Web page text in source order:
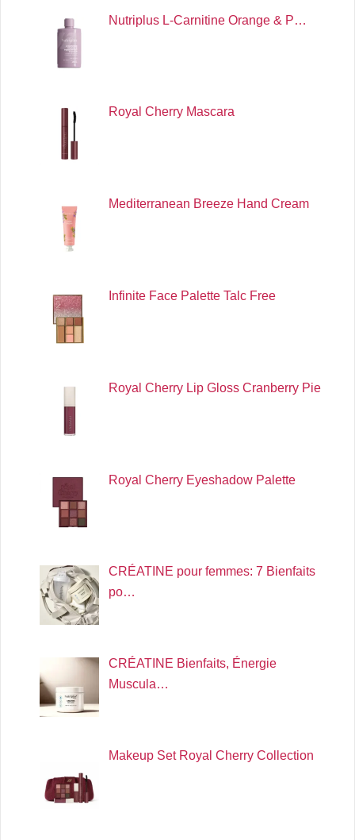
Nutriplus L-Carnitine Orange & P…
Royal Cherry Mascara
Mediterranean Breeze Hand Cream
Infinite Face Palette Talc Free
Royal Cherry Lip Gloss Cranberry Pie
Royal Cherry Eyeshadow Palette
CRÉATINE pour femmes: 7 Bienfaits
po…
CRÉATINE Bienfaits, Énergie
Muscula…
Makeup Set Royal Cherry Collection